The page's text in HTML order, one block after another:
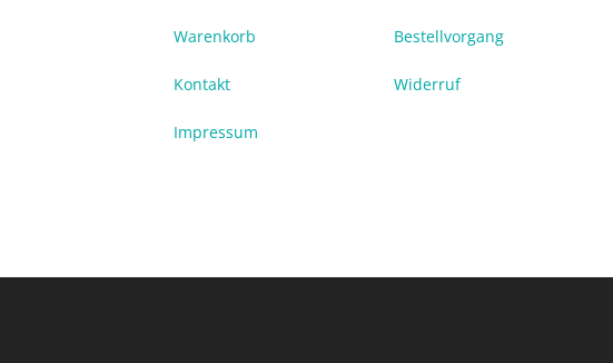
Warenkorb
Kontakt
Impressum
Bestellvorgang
Widerruf